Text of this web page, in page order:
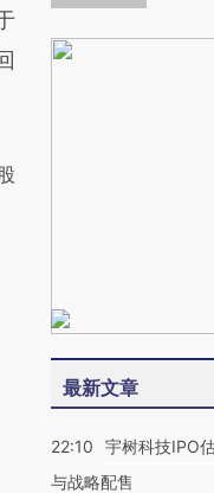
最新文章
22:10
宇树科技IPO
与战略配售